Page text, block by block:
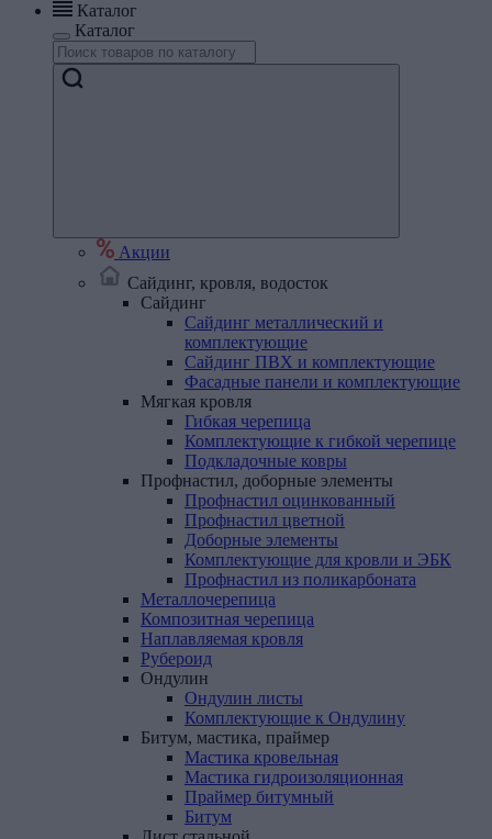
Каталог
Каталог
Акции
Сайдинг, кровля, водосток
Сайдинг
Сайдинг металлический и
комплектующие
Сайдинг ПВХ и комплектующие
Фасадные панели и комплектующие
Мягкая кровля
Гибкая черепица
Комплектующие к гибкой черепице
Подкладочные ковры
Профнастил, доборные элементы
Профнастил оцинкованный
Профнастил цветной
Доборные элементы
Комплектующие для кровли и ЭБК
Профнастил из поликарбоната
Металлочерепица
Композитная черепица
Наплавляемая кровля
Рубероид
Ондулин
Ондулин листы
Комплектующие к Ондулину
Битум, мастика, праймер
Мастика кровельная
Мастика гидроизоляционная
Праймер битумный
Битум